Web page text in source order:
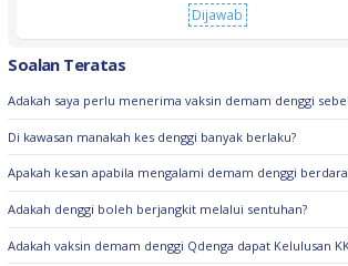
Dijawab
Soalan Teratas
Adakah saya perlu menerima vaksin demam denggi
Di kawasan manakah kes denggi banyak berlaku?
Apakah kesan apabila mengalami demam denggi
Adakah denggi boleh berjangkit melalui sentuhan?
Adakah vaksin demam denggi Qdenga dapat Kelulusan